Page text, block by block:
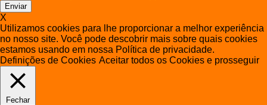
X
Utilizamos cookies para lhe proporcionar a melhor experiência
no nosso site. Você pode descobrir mais sobre quais cookies
estamos usando em nossa Política de privacidade.
Definições de Cookies Aceitar todos os Cookies e prosseguir
Fechar